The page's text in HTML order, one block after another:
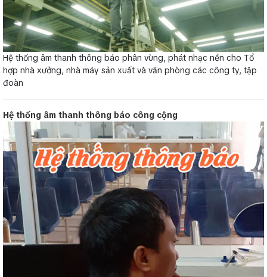
Hệ thống âm thanh thông báo phân vùng, phát nhạc nền cho Tổ
hợp nhà xưởng, nhà máy sản xuất và văn phòng các công ty, tập
đoàn
Hệ thống âm thanh thông báo công cộng